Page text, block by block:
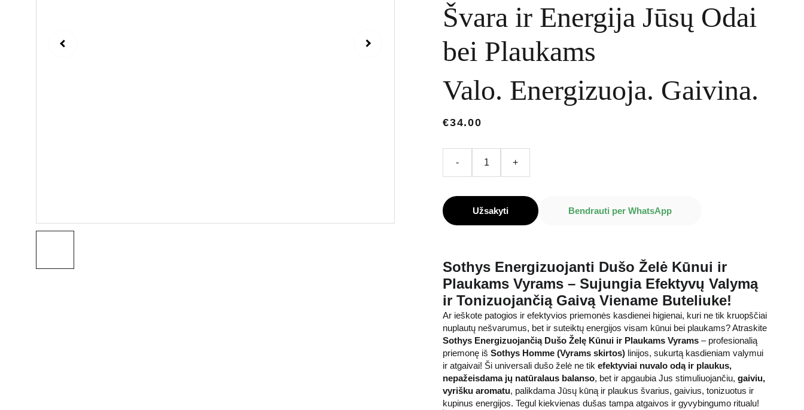
Švara ir Energija Jūsų Odai
bei Plaukams
Valo. Energizuoja. Gaivina.
€34.00
- +
Užsakyti Bendrauti per WhatsApp
Sothys Energizuojanti Dušo Želė Kūnui ir
Plaukams Vyrams – Sujungia Efektyvų Valymą
ir Tonizuojančią Gaivą Viename Buteliuke!
Ar ieškote patogios ir efektyvios priemonės kasdienei higienai, kuri ne tik kruopščiai
nuplautų nešvarumus, bet ir suteiktų energijos visam kūnui bei plaukams? Atraskite
Sothys Energizuojančią Dušo Želę Kūnui ir Plaukams Vyrams – profesionalią
priemonę iš Sothys Homme (Vyrams skirtos) linijos, sukurtą kasdieniam valymui
ir atgaivai! Ši universali dušo želė ne tik efektyviai nuvalo odą ir plaukus,
nepažeisdama jų natūralaus balanso, bet ir apgaubia Jus stimuliuojančiu, gaiviu,
vyrišku aromatu, palikdama Jūsų kūną ir plaukus švarius, gaivius, tonizuotus ir
kupinus energijos. Tegul kiekvienas dušas tampa atgaivos ir gyvybingumo ritualu!